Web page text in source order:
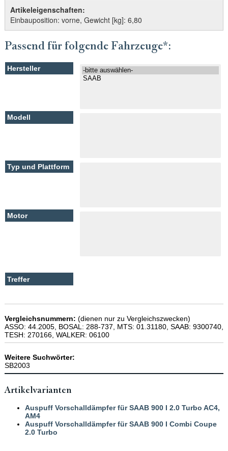
Artikeleigenschaften:
Einbauposition: vorne, Gewicht [kg]: 6,80
Passend für folgende Fahrzeuge*:
Vergleichsnummern: (dienen nur zu Vergleichszwecken)
ASSO: 44.2005, BOSAL: 288-737, MTS: 01.31180, SAAB: 9300740,
TESH: 270166, WALKER: 06100
Weitere Suchwörter:
SB2003
Artikelvarianten
Auspuff Vorschalldämpfer für SAAB 900 I 2.0 Turbo AC4,
AM4
Auspuff Vorschalldämpfer für SAAB 900 I Combi Coupe
2.0 Turbo